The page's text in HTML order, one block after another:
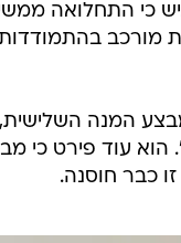
כי התחלואה
מורכב
המנה השלישית,
כבר חוסנה.